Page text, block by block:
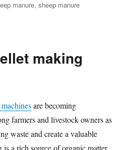
manure,sheep manure
making
are becoming
farmers and livestock owners as
waste and create a valuable
a rich source of organic matter